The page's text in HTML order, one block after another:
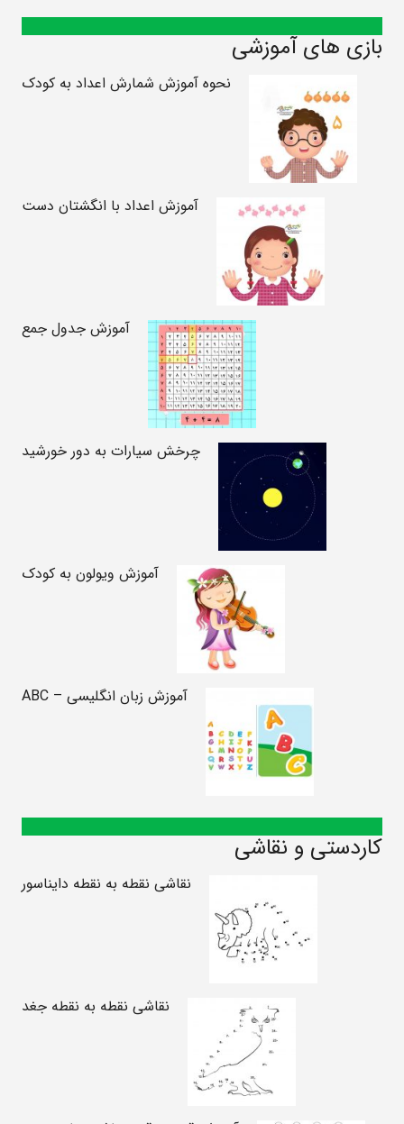
بازی های آموزشی
نحوه آموزش شمارش اعداد به کودک
آموزش اعداد با انگشتان دست
آموزش جدول جمع
چرخش سیارات به دور خورشید
آموزش ویولون به کودک
آموزش زبان انگلیسی – ABC
کاردستی و نقاشی
نقاشی نقطه به نقطه دایناسور
نقاشی نقطه به نقطه جغد